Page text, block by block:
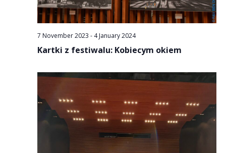
7 November 2023 - 4 January 2024
Kartki z festiwalu: Kobiecym okiem